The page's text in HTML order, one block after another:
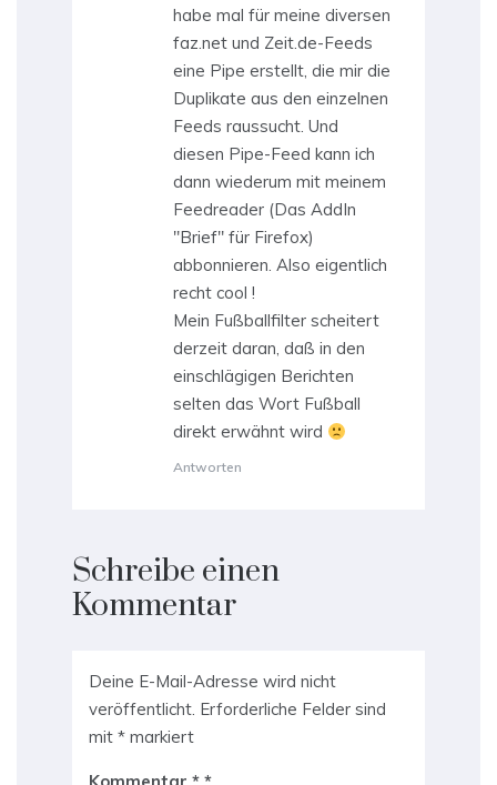
habe mal für meine diversen
faz.net und Zeit.de-Feeds
eine Pipe erstellt, die mir die
Duplikate aus den einzelnen
Feeds raussucht. Und
diesen Pipe-Feed kann ich
dann wiederum mit meinem
Feedreader (Das AddIn
"Brief" für Firefox)
abbonnieren. Also eigentlich
recht cool !
Mein Fußballfilter scheitert
derzeit daran, daß in den
einschlägigen Berichten
selten das Wort Fußball
direkt erwähnt wird
Antworten
Schreibe einen
Kommentar
Deine E-Mail-Adresse wird nicht
veröffentlicht. Erforderliche Felder sind
mit * markiert